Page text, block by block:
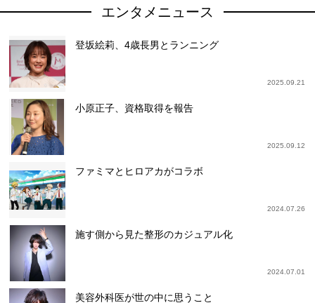
エンタメニュース
登坂絵莉、4歳長男とランニング
2025.09.21
小原正子、資格取得を報告
2025.09.12
ファミマとヒロアカがコラボ
2024.07.26
施す側から見た整形のカジュアル化
2024.07.01
美容外科医が世の中に思うこと